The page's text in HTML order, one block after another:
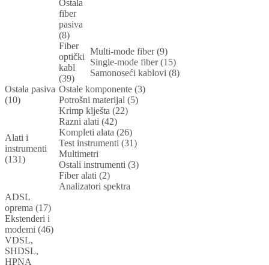
Ostala
fiber
pasiva
(8)
Fiber
optički
kabl
(39)
Multi-mode fiber (9)
Single-mode fiber (15)
Samonoseći kablovi (8)
Ostala pasiva
(10)
Ostale komponente (3)
Potrošni materijal (5)
Alati i
instrumenti
(131)
Krimp klješta (22)
Razni alati (42)
Kompleti alata (26)
Test instrumenti (31)
Multimetri
Ostali instrumenti (3)
Fiber alati (2)
Analizatori spektra
ADSL
oprema (17)
Ekstenderi i
modemi (46)
VDSL,
SHDSL,
HPNA